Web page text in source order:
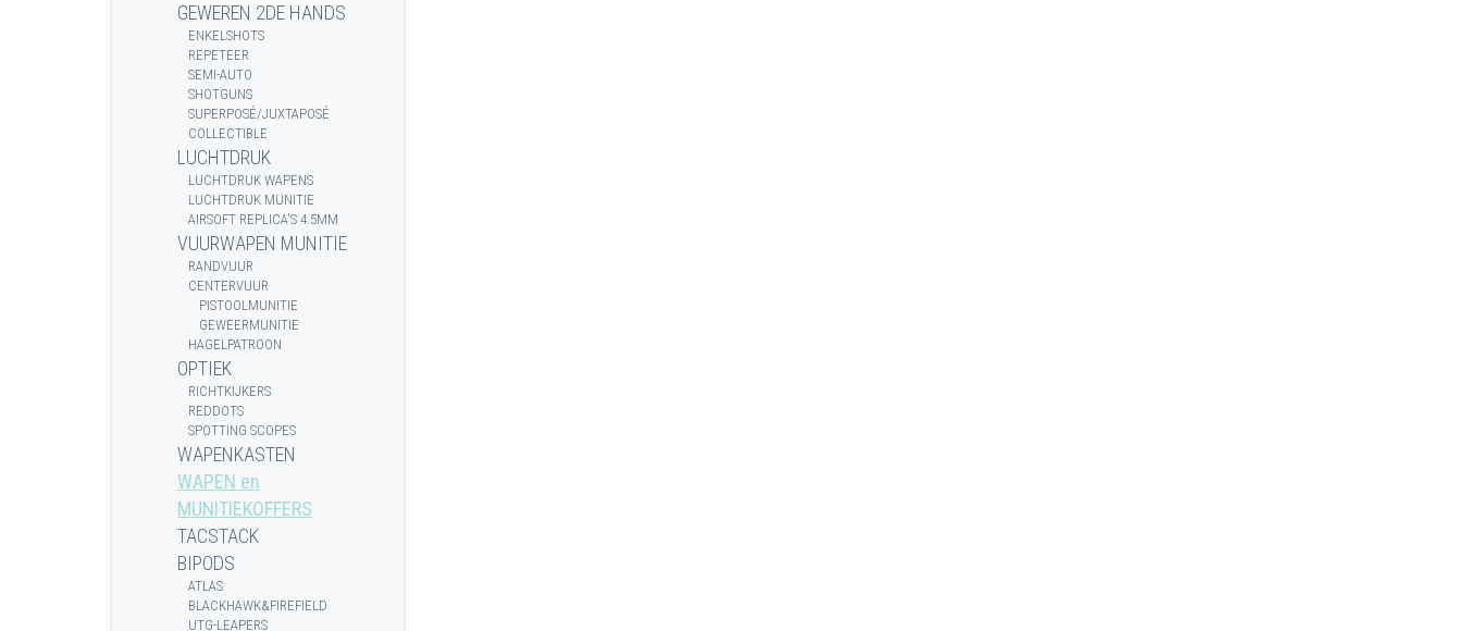
GEWEREN 2DE HANDS
ENKELSHOTS
REPETEER
SEMI-AUTO
SHOTGUNS
SUPERPOSÉ/JUXTAPOSÉ
COLLECTIBLE
LUCHTDRUK
LUCHTDRUK WAPENS
LUCHTDRUK MUNITIE
AIRSOFT REPLICA'S 4.5MM
VUURWAPEN MUNITIE
RANDVUUR
CENTERVUUR
PISTOOLMUNITIE
GEWEERMUNITIE
HAGELPATROON
OPTIEK
RICHTKIJKERS
REDDOTS
SPOTTING SCOPES
WAPENKASTEN
WAPEN en
MUNITIEKOFFERS
TACSTACK
BIPODS
ATLAS
BLACKHAWK&FIREFIELD
UTG-LEAPERS